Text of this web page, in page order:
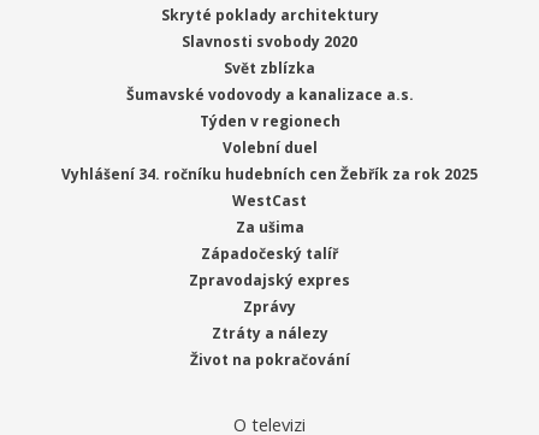
Skryté poklady architektury
Slavnosti svobody 2020
Svět zblízka
Šumavské vodovody a kanalizace a.s.
Týden v regionech
Volební duel
Vyhlášení 34. ročníku hudebních cen Žebřík za rok 2025
WestCast
Za ušima
Západočeský talíř
Zpravodajský expres
Zprávy
Ztráty a nálezy
Život na pokračování
O televizi